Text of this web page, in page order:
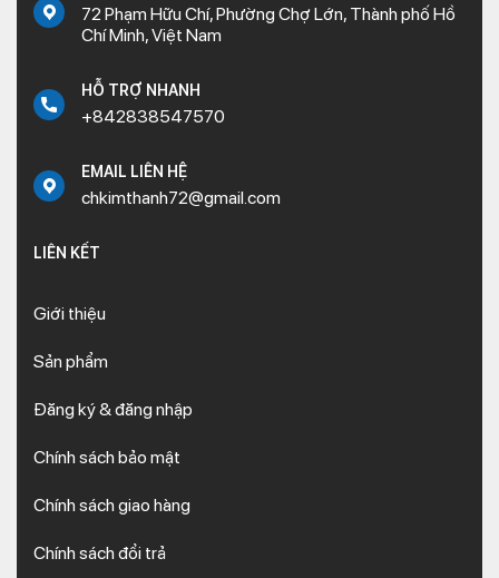
72 Phạm Hữu Chí, Phường Chợ Lớn, Thành phố Hồ
Chí Minh, Việt Nam
HỖ TRỢ NHANH
+842838547570
EMAIL LIÊN HỆ
chkimthanh72@gmail.com
LIÊN KẾT
Giới thiệu
Sản phẩm
Đăng ký & đăng nhập
Chính sách bảo mật
Chính sách giao hàng
Chính sách đổi trả